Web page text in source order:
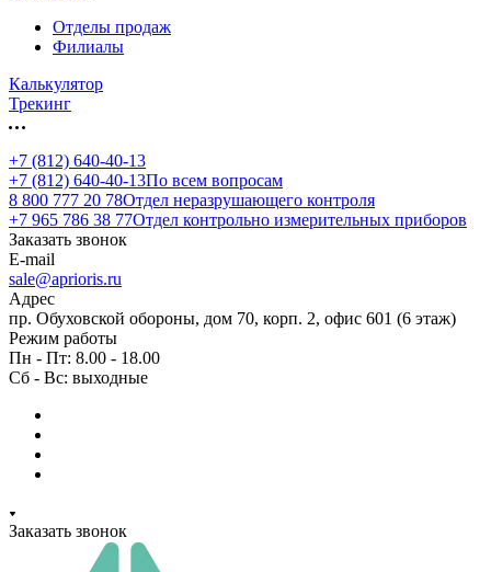
Отделы продаж
Филиалы
Калькулятор
Трекинг
+7 (812) 640-40-13
+7 (812) 640-40-13По всем вопросам
8 800 777 20 78Отдел неразрушающего контроля
+7 965 786 38 77Отдел контрольно измерительных приборов
Заказать звонок
E-mail
sale@aprioris.ru
Адрес
пр. Обуховской обороны, дом 70, корп. 2, офис 601 (6 этаж)
Режим работы
Пн - Пт: 8.00 - 18.00
Сб - Вс: выходные
Заказать звонок